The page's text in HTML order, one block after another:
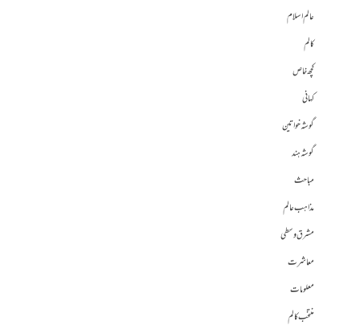
عالم اسلام
کالم
کچھ خاص
کہانی
گوشہ خواتین
گوشہ ہند
مباحث
مذاہب عالم
مشرق وسطی
معاشرت
معلومات
منتخب کالم